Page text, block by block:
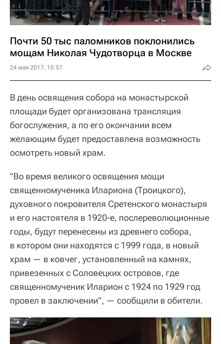
Почти 50 тыс паломников поклонились
мощам Николая Чудотворца в Москве
24 мая 2017, 10:57
В день освящения собора на монастырской
площади будет организована трансляция
богослужения, а по его окончании всем
желающим будет предоставлена возможность
осмотреть новый храм.
"Во время великого освящения мощи
священномученика Илариона (Троицкого),
духовного покровителя Сретенского монастыря
и его настоятеля в 1920-е, послереволюционные
годы, будут перенесены из древнего собора,
в котором они находятся с 1999 года, в новый
храм — в ковчег, установленный на камнях,
привезенных с Соловецких островов, где
священномученик Иларион с 1924 по 1929 год
провел в заключении", — сообщили в обители.